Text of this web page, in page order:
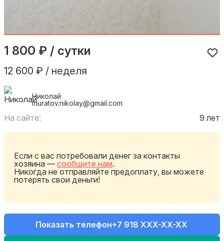
1 800 ₽ / сутки
12 600 ₽ / неделя
Николай
muratov.nikolay@gmail.com
На сайте: 9 лет
Если с вас потребовали денег за контакты
хозяина — сообщите нам.
Никогда не отправляйте предоплату, вы можете
потерять свои деньги!
Показать телефон+7 918 XXX-XX-XX